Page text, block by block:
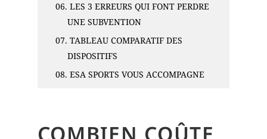
06. LES 3 ERREURS QUI FONT PERDRE
UNE SUBVENTION
07. TABLEAU COMPARATIF DES
DISPOSITIFS
08. ESA SPORTS VOUS ACCOMPAGNE